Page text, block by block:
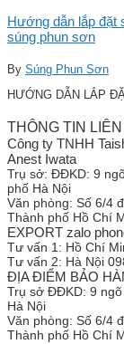
Hướng dẫn lắp
súng phun sơn
By Súng Phun Sơn
HƯỚNG DẪN LẮP
THÔNG TIN
Công ty TNHH
Anest Iwata
Trụ sở: ĐĐKD: 9
phố Hà Nội
Văn phòng: Số 6/4
Thành phố Hồ Chí
EXPORT zalo
Tư vấn 1: Hồ Chí
Tư vấn 2: Hà Nội
ĐỊA ĐIỂM BẢO
Trụ sở ĐĐKD: 9
Hà Nội
Văn phòng: Số 6/4
Thành phố Hồ Chí